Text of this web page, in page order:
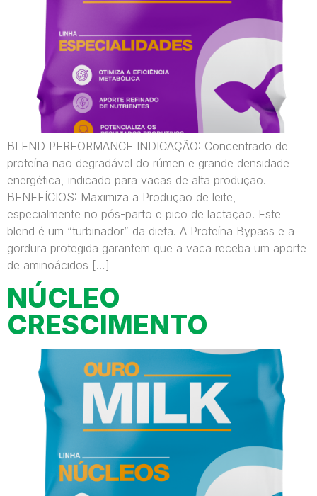
BLEND PERFORMANCE INDICAÇÃO: Concentrado de
proteína não degradável do rúmen e grande densidade
energética, indicado para vacas de alta produção.
BENEFÍCIOS: Maximiza a Produção de leite,
especialmente no pós-parto e pico de lactação. Este
blend é um “turbinador” da dieta. A Proteína Bypass e a
gordura protegida garantem que a vaca receba um aporte
de aminoácidos […]
NÚCLEO
CRESCIMENTO